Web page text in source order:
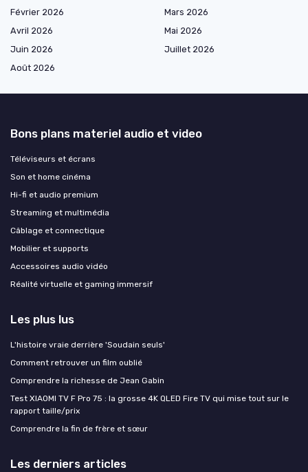
Février 2026
Mars 2026
Avril 2026
Mai 2026
Juin 2026
Juillet 2026
Août 2026
Bons plans materiel audio et video
Téléviseurs et écrans
Son et home cinéma
Hi-fi et audio premium
Streaming et multimédia
Câblage et connectique
Mobilier et supports
Accessoires audio vidéo
Réalité virtuelle et gaming immersif
Les plus lus
L'histoire vraie derrière 'Soudain seuls'
Comment retrouver un film oublié
Comprendre la richesse de Jean Gabin
Test XIAOMI TV F Pro 75 : la grosse 4K QLED Fire TV qui mise tout sur le
rapport taille/prix
Comprendre la fin de frère et sœur
Les derniers articles